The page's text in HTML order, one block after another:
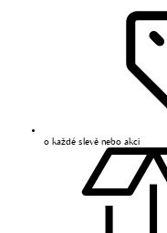
o každé slevě nebo akci